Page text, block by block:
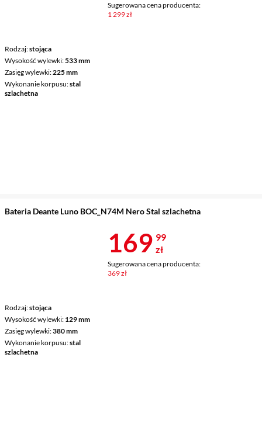
Rodzaj stojąca
Wysokość wylewki 533 mm
Zasięg wylewki 225 mm
Wykonanie korpusu stal
szlachetna
Sugerowana cena producenta:
1 299 zł
Bateria Deante Luno BOC_N74M Nero Stal szlachetna
Rodzaj stojąca
Wysokość wylewki 129 mm
Zasięg wylewki 380 mm
Wykonanie korpusu stal
szlachetna
Cena 169,99
169 99
zł
Sugerowana cena producenta:
369 zł